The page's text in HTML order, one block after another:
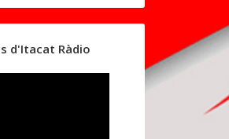
d'Itacat Ràdio